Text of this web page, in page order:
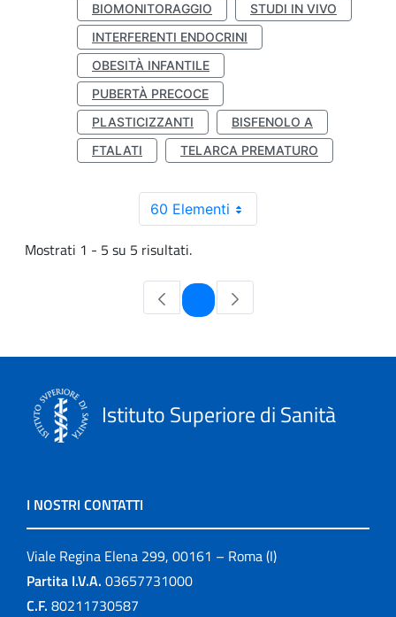
BIOMONITORAGGIO
STUDI IN VIVO
INTERFERENTI ENDOCRINI
OBESITÀ INFANTILE
PUBERTÀ PRECOCE
PLASTICIZZANTI
BISFENOLO A
FTALATI
TELARCA PREMATURO
60 Elementi
Mostrati 1 - 5 su 5 risultati.
Pagina
Istituto Superiore di Sanità
I NOSTRI CONTATTI
Viale Regina Elena 299, 00161 – Roma (I)
Partita I.V.A. 03657731000
C.F. 80211730587